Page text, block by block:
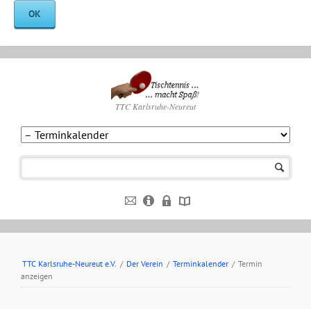
OK
TTC Karlsruhe-Neureut
TTC Karlsruhe-Neureut e.V. / Der Verein / Terminkalender / Termin
anzeigen